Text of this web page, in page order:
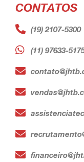
CONTATOS
(19) 2107-5300
(11) 97633-